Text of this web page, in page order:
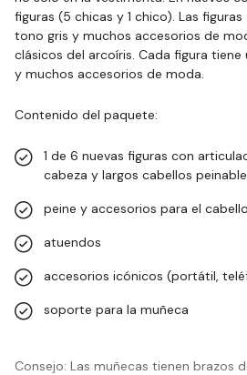
figuras (5 chicas y 1 chico). Las
tono gris y muchos accesorios de
clásicos del arcoíris. Cada figura
y muchos accesorios de moda.
Contenido del paquete:
1 de 6 nuevas figuras con
cabeza y largos cabellos
peine y accesorios para el cabello
atuendos
accesorios icónicos (portátil,
soporte para la muñeca
Consejo: Las muñecas tienen brazos